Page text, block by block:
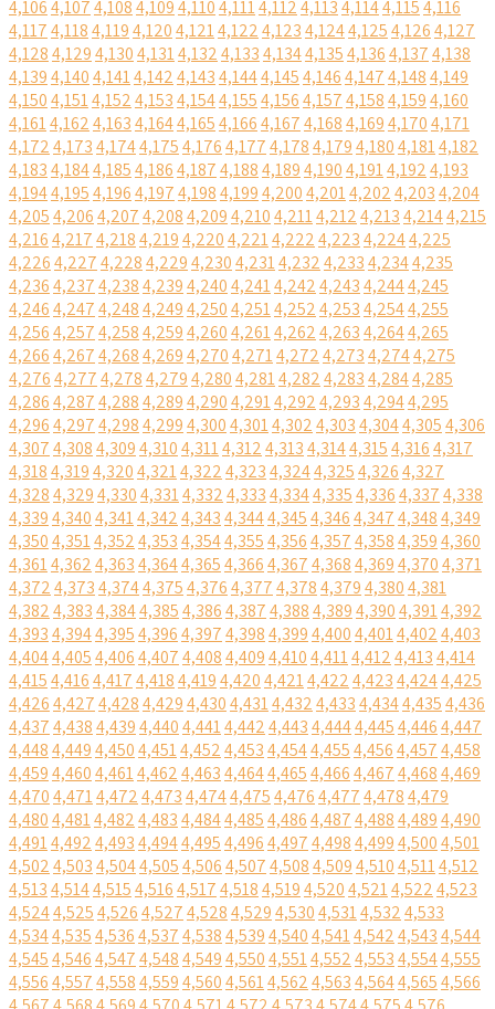
4,1064,1074,1084,1094,1104,1114,1124,1134,1144,1154,116
4,1174,1184,1194,1204,1214,1224,1234,1244,1254,1264,127
4,1284,1294,1304,1314,1324,1334,1344,1354,1364,1374,138
4,1394,1404,1414,1424,1434,1444,1454,1464,1474,1484,149
4,1504,1514,1524,1534,1544,1554,1564,1574,1584,1594,160
4,1614,1624,1634,1644,1654,1664,1674,1684,1694,1704,171
4,1724,1734,1744,1754,1764,1774,1784,1794,1804,1814,182
4,1834,1844,1854,1864,1874,1884,1894,1904,1914,1924,193
4,1944,1954,1964,1974,1984,1994,2004,2014,2024,2034,204
4,2054,2064,2074,2084,2094,2104,2114,2124,2134,2144,215
4,2164,2174,2184,2194,2204,2214,2224,2234,2244,225
4,2264,2274,2284,2294,2304,2314,2324,2334,2344,235
4,2364,2374,2384,2394,2404,2414,2424,2434,2444,245
4,2464,2474,2484,2494,2504,2514,2524,2534,2544,255
4,2564,2574,2584,2594,2604,2614,2624,2634,2644,265
4,2664,2674,2684,2694,2704,2714,2724,2734,2744,275
4,2764,2774,2784,2794,2804,2814,2824,2834,2844,285
4,2864,2874,2884,2894,2904,2914,2924,2934,2944,295
4,2964,2974,2984,2994,3004,3014,3024,3034,3044,3054,306
4,3074,3084,3094,3104,3114,3124,3134,3144,3154,3164,317
4,3184,3194,3204,3214,3224,3234,3244,3254,3264,327
4,3284,3294,3304,3314,3324,3334,3344,3354,3364,3374,338
4,3394,3404,3414,3424,3434,3444,3454,3464,3474,3484,349
4,3504,3514,3524,3534,3544,3554,3564,3574,3584,3594,360
4,3614,3624,3634,3644,3654,3664,3674,3684,3694,3704,371
4,3724,3734,3744,3754,3764,3774,3784,3794,3804,381
4,3824,3834,3844,3854,3864,3874,3884,3894,3904,3914,392
4,3934,3944,3954,3964,3974,3984,3994,4004,4014,4024,403
4,4044,4054,4064,4074,4084,4094,4104,4114,4124,4134,414
4,4154,4164,4174,4184,4194,4204,4214,4224,4234,4244,425
4,4264,4274,4284,4294,4304,4314,4324,4334,4344,4354,436
4,4374,4384,4394,4404,4414,4424,4434,4444,4454,4464,447
4,4484,4494,4504,4514,4524,4534,4544,4554,4564,4574,458
4,4594,4604,4614,4624,4634,4644,4654,4664,4674,4684,469
4,4704,4714,4724,4734,4744,4754,4764,4774,4784,479
4,4804,4814,4824,4834,4844,4854,4864,4874,4884,4894,490
4,4914,4924,4934,4944,4954,4964,4974,4984,4994,5004,501
4,5024,5034,5044,5054,5064,5074,5084,5094,5104,5114,512
4,5134,5144,5154,5164,5174,5184,5194,5204,5214,5224,523
4,5244,5254,5264,5274,5284,5294,5304,5314,5324,533
4,5344,5354,5364,5374,5384,5394,5404,5414,5424,5434,544
4,5454,5464,5474,5484,5494,5504,5514,5524,5534,5544,555
4,5564,5574,5584,5594,5604,5614,5624,5634,5644,5654,566